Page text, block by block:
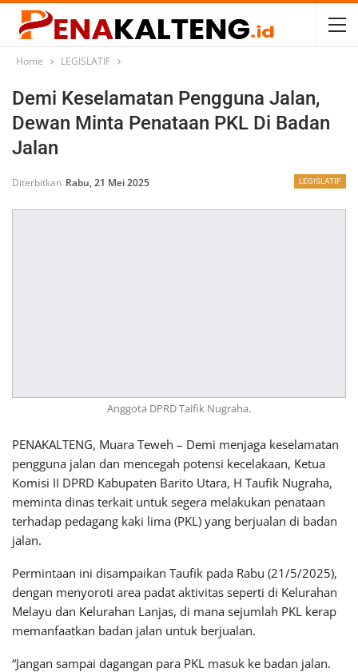
Home LEGISLATIF
Demi Keselamatan Pengguna Jalan,
Dewan Minta Penataan PKL Di Badan
Jalan
LEGISLATIF
Diterbitkan Rabu, 21 Mei 2025
Anggota DPRD Taifik Nugraha.
PENAKALTENG, Muara Teweh – Demi menjaga keselamatan
pengguna jalan dan mencegah potensi kecelakaan, Ketua
Komisi II DPRD Kabupaten Barito Utara, H Taufik Nugraha,
meminta dinas terkait untuk segera melakukan penataan
terhadap pedagang kaki lima (PKL) yang berjualan di badan
jalan.
Permintaan ini disampaikan Taufik pada Rabu (21/5/2025),
dengan menyoroti area padat aktivitas seperti di Kelurahan
Melayu dan Kelurahan Lanjas, di mana sejumlah PKL kerap
memanfaatkan badan jalan untuk berjualan.
“Jangan sampai dagangan para PKL masuk ke badan jalan.